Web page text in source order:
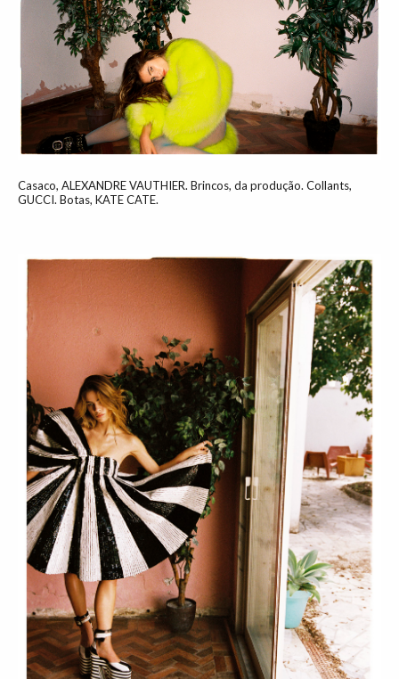
Casaco, ALEXANDRE VAUTHIER. Brincos, da produção. Collants,
GUCCI. Botas, KATE CATE.